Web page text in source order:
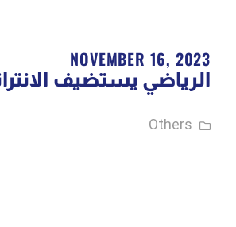
NOVEMBER 16, 2023
الرياضي يستضيف
Others